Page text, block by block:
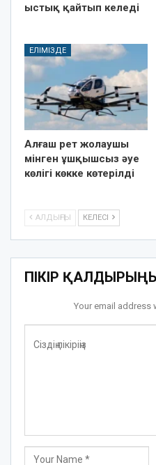
ыстық қайтып келеді
ЕЛІМІЗДЕ
Алғаш рет жолаушы
мінген ұшқышсыз әуе
көлігі көкке көтерілді
АЛДЫҢҒЫ КЕЛЕСІ
ПІКІР
Your email address